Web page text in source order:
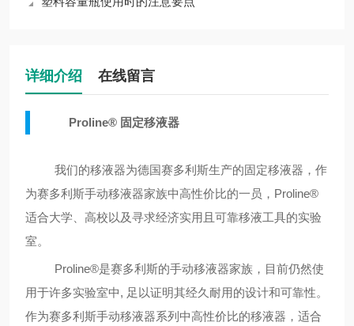
详细介绍 在线留言
Proline® 固定移液器
我们的移液器为德国赛多利斯生产的固定移液器，作
为赛多利斯手动移液器家族中高性价比的一员，Proline®
适合大学、高校以及寻求经济实用且可靠移液工具的实验
室。
Proline®是赛多利斯的手动移液器家族，目前仍然使
用于许多实验室中, 足以证明其经久耐用的设计和可靠性。
作为赛多利斯手动移液器系列中高性价比的移液器 ，适合